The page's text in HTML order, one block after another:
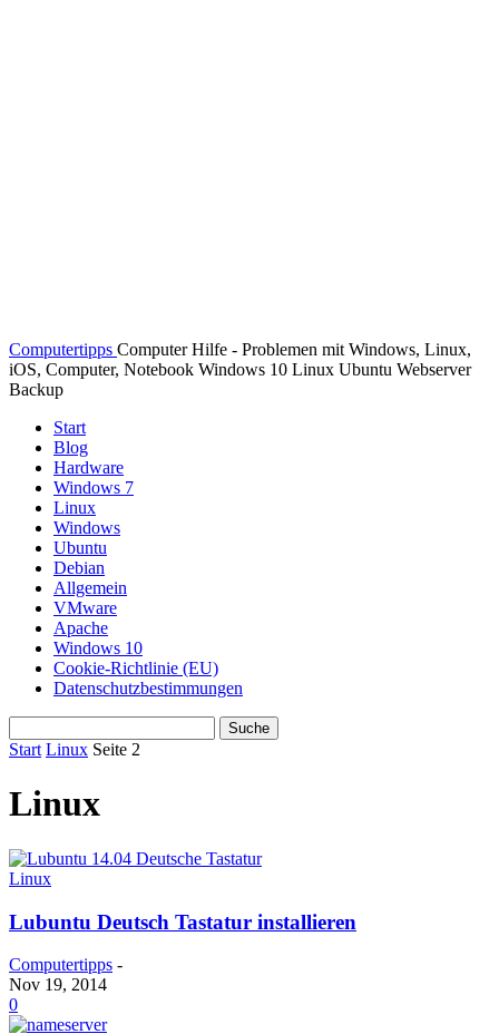
Computertipps Computer Hilfe - Problemen mit Windows, Linux,
iOS, Computer, Notebook Windows 10 Linux Ubuntu Webserver
Backup
Start
Blog
Hardware
Windows 7
Linux
Windows
Ubuntu
Debian
Allgemein
VMware
Apache
Windows 10
Cookie-Richtlinie (EU)
Datenschutzbestimmungen
Start Linux Seite 2
Linux
Linux
Lubuntu Deutsch Tastatur installieren
Computertipps -
Nov 19, 2014
0